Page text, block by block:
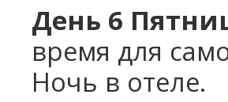
День 6
время для
Ночь в отеле.